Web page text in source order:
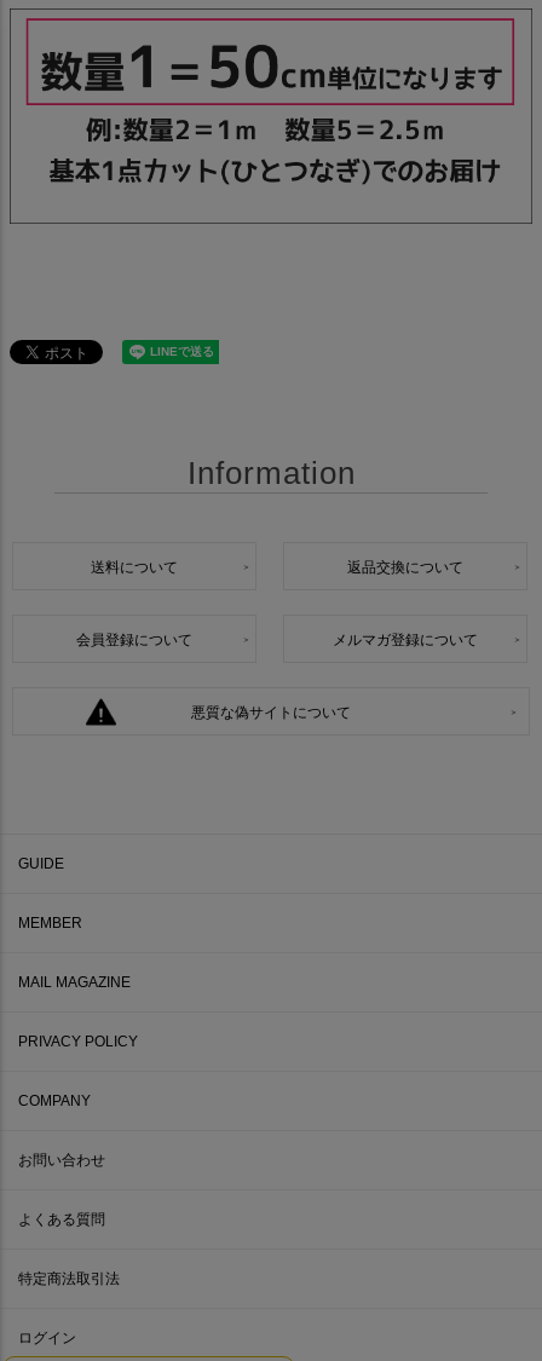
Information
送料について 返品交換について
会員登録について メルマガ登録について
悪質な偽サイトについて
GUIDE
MEMBER
MAIL MAGAZINE
PRIVACY POLICY
COMPANY
お問い合わせ
よくある質問
特定商法取引法
ログイン